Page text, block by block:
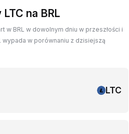
na BRL
w BRL w dowolnym dniu w przeszłości i
wypada w porównaniu z dzisiejszą
LTC